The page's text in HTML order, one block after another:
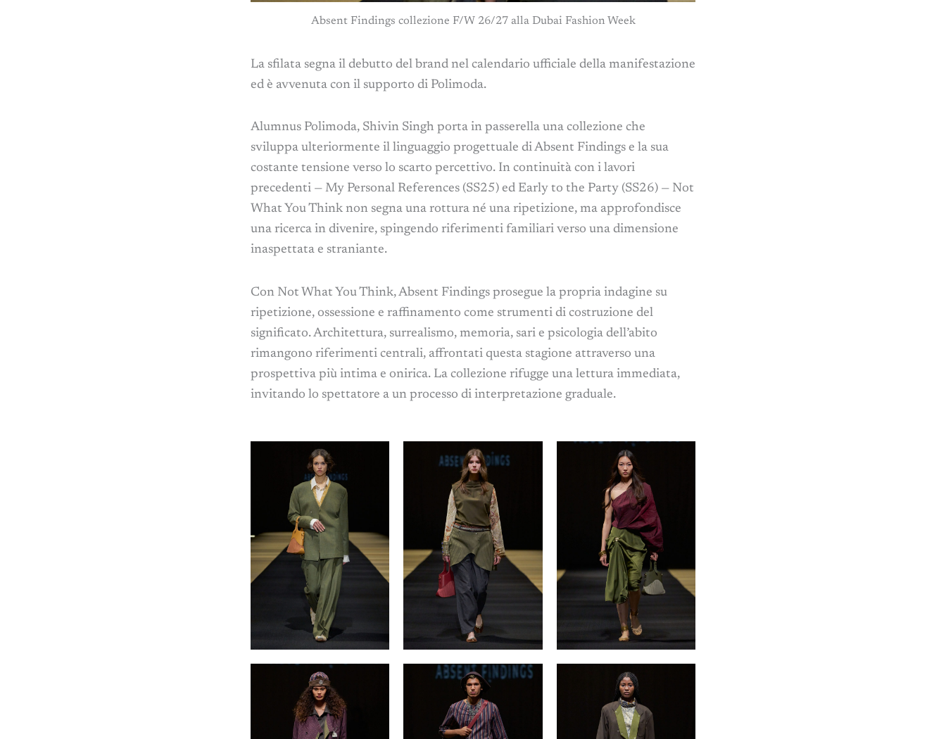
Absent Findings collezione F/W 26/27 alla Dubai Fashion Week
La sfilata segna il debutto del brand nel calendario ufficiale della manifestazione
ed è avvenuta con il supporto di Polimoda.
Alumnus Polimoda, Shivin Singh porta in passerella una collezione che
sviluppa ulteriormente il linguaggio progettuale di Absent Findings e la sua
costante tensione verso lo scarto percettivo. In continuità con i lavori
precedenti — My Personal References (SS25) ed Early to the Party (SS26) — Not
What You Think non segna una rottura né una ripetizione, ma approfondisce
una ricerca in divenire, spingendo riferimenti familiari verso una dimensione
inaspettata e straniante.
Con Not What You Think, Absent Findings prosegue la propria indagine su
ripetizione, ossessione e raffinamento come strumenti di costruzione del
significato. Architettura, surrealismo, memoria, sari e psicologia dell’abito
rimangono riferimenti centrali, affrontati questa stagione attraverso una
prospettiva più intima e onirica. La collezione rifugge una lettura immediata,
invitando lo spettatore a un processo di interpretazione graduale.